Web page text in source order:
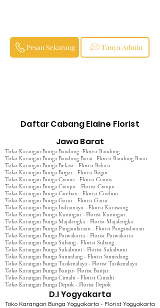
Tanya Admin
Pesan Sekarang
Daftar Cabang Elaine Florist
Jawa Barat
Toko Karangan Bunga Bandung- Florist Bandung
Toko Karangan Bunga Bandung Barat- Florist Bandung Barat
Toko Karangan Bunga Bekasi - Florist Bekasi
Toko Karangan Bunga Bogor - Florist Bogor
Toko Karangan Bunga Ciamis - Florist Ciamis
Toko Karangan Bunga Cianjur - Florist Cianjur
Toko Karangan Bunga Cirebon - Florist Cirebon
Toko Karangan Bunga Garut - Florist Garut
Toko Karangan Bunga Indramayu - Florist Karawang
Toko Karangan Bunga Kuningan - Florist Kuningan
Toko Karangan Bunga Majalengka - Florist Majalengka
Toko Karangan Bunga Pangandaraan - Florist Pangandaraan
Toko Karangan Bunga Purwakarta - Florist Purwakarta
Toko Karangan Bunga Subang - Florist Subang
Toko Karangan Bunga Sukabumi - Florist Sukabumi
Toko Karangan Bunga Sumedang - Florist Sumedang
Toko Karangan Bunga Tasikmalaya - Florist Tasikmalaya
Toko Karangan Bunga Banjar- Florist Banjar
Toko Karangan Bunga Cimahi - Florist Cimahi
Toko Karangan Bunga Depok - Florist Depok
D.I Yogyakarta
Toko Karangan Bunga Yogyakarta - Florist Yogyakarta